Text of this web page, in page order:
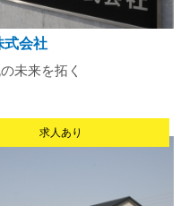
式会社
未来を拓く
求人あり